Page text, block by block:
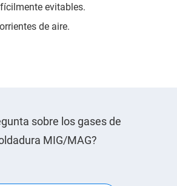
evitables.
de aire.
sobre los gases de
MIG/MAG?